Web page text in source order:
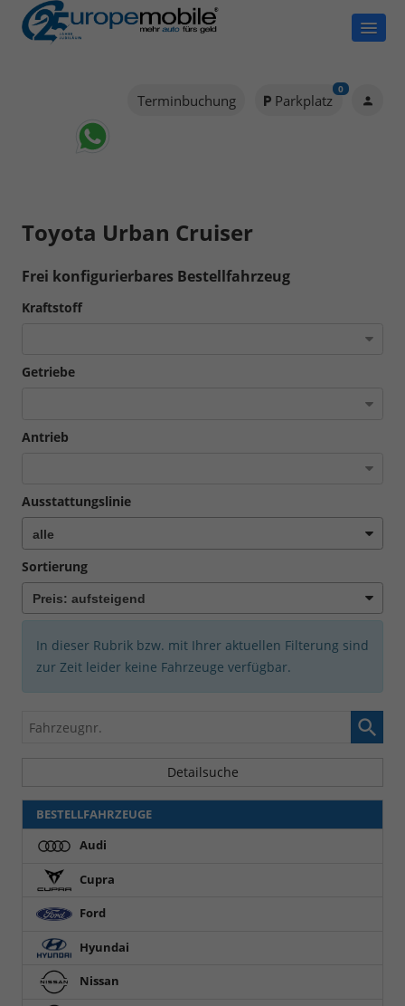
Terminbuchung Parkplatz
0
Toyota Urban Cruiser
Frei konfigurierbares Bestellfahrzeug
Kraftstoff
Getriebe
Antrieb
Ausstattungslinie
Sortierung
In dieser Rubrik bzw. mit Ihrer aktuellen Filterung sind
zur Zeit leider keine Fahrzeuge verfügbar.
Fahrzeugnr.
Detailsuche
BESTELLFAHRZEUGE
Audi
Cupra
Ford
Hyundai
Nissan